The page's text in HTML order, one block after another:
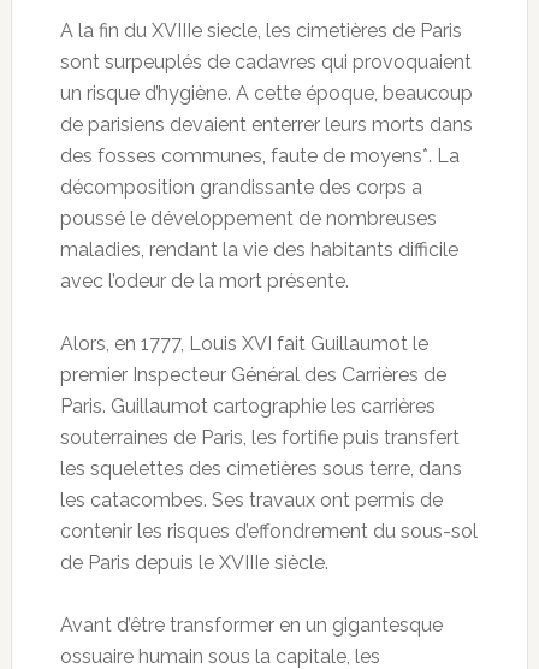
A la fin du XVIIIe siecle, les cimetières de Paris
sont surpeuplés de cadavres qui provoquaient
un risque d’hygiène. A cette époque, beaucoup
de parisiens devaient enterrer leurs morts dans
des fosses communes, faute de moyens*. La
décomposition grandissante des corps a
poussé le développement de nombreuses
maladies, rendant la vie des habitants difficile
avec l’odeur de la mort présente.
Alors, en 1777, Louis XVI fait Guillaumot le
premier Inspecteur Général des Carrières de
Paris. Guillaumot cartographie les carrières
souterraines de Paris, les fortifie puis transfert
les squelettes des cimetières sous terre, dans
les catacombes. Ses travaux ont permis de
contenir les risques d’effondrement du sous-sol
de Paris depuis le XVIIIe siècle.
Avant d’être transformer en un gigantesque
ossuaire humain sous la capitale, les